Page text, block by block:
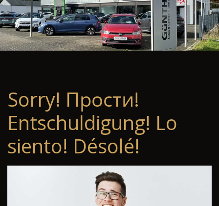
Sorry! Прости!
Entschuldigung! Lo
siento! Désolé!